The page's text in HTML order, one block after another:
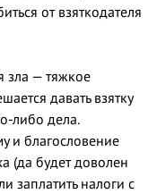
от взяткодателя
зла — тяжкое
давать взятку
либо дела.
и благословение
(да будет доволен
заплатить налоги с